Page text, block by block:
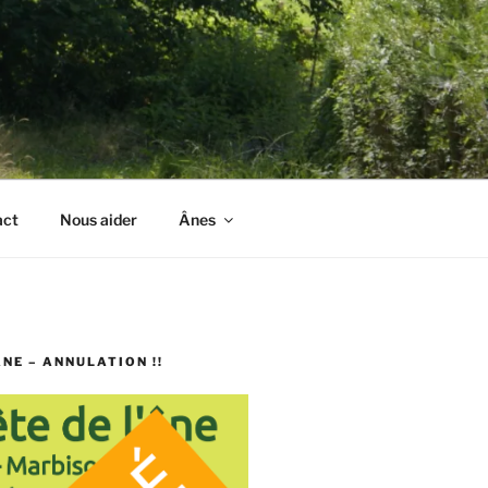
Nous aider Ânes
– ANNULATION !!